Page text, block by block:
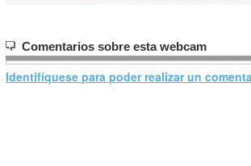
Comentarios sobre esta webcam
Identifíquese para poder realizar un